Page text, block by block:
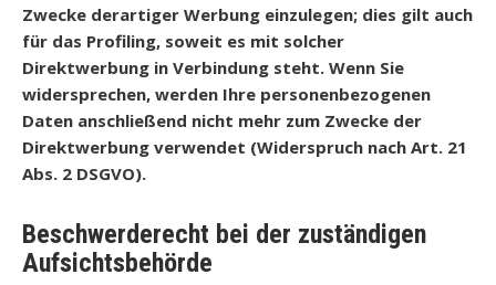
Zwecke derartiger Werbung einzulegen; dies gilt auch
für das Profiling, soweit es mit solcher
Direktwerbung in Verbindung steht. Wenn Sie
widersprechen, werden Ihre personenbezogenen
Daten anschließend nicht mehr zum Zwecke der
Direktwerbung verwendet (Widerspruch nach Art. 21
Abs. 2 DSGVO).
Beschwerderecht bei der zuständigen
Aufsichtsbehörde